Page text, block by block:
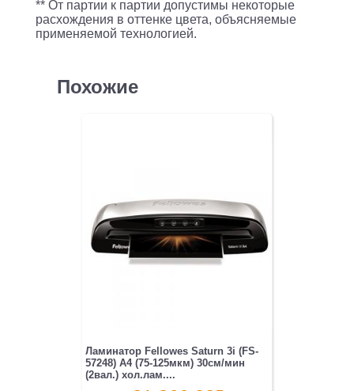
** От партии к партии допустимы некоторые
расхождения в оттенке цвета, объясняемые
применяемой технологией.
Похожие
Ламинатор Fellowes Saturn 3i (FS-
57248) A4 (75-125мкм) 30см/мин
(2вал.) хол.лам....